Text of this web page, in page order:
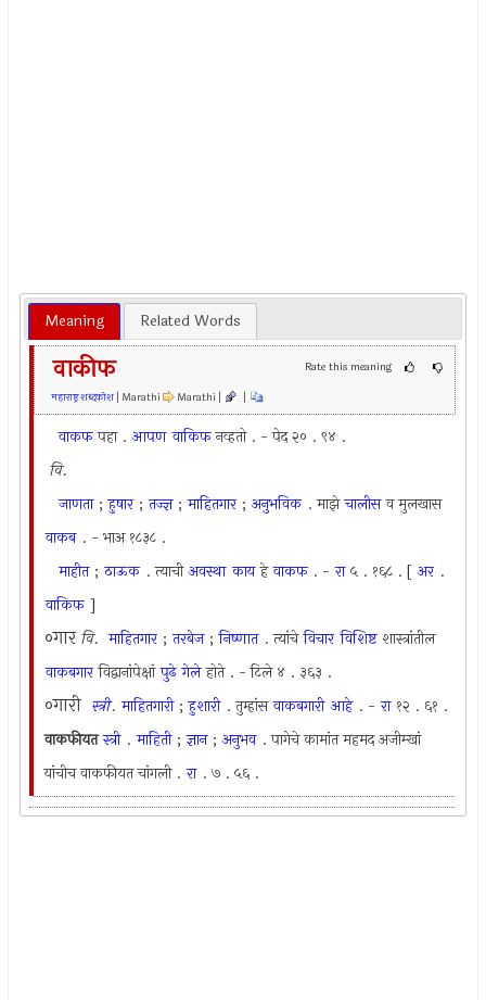
Meaning Related Words
Rate this meaning
वाकीफ
महाराष्ट्र शब्दकोश | Marathi Marathi | |
वाकफपहा .आपण वाकिफनव्हतो . - पेद २० . ९४ .
वि.
जाणता ;हुषार ;तज्ज्ञ ;माहितगार ;अनुभविक . माझेचालीसव मुलखास
वाकब . - भाअ १८३८ .
माहीत ; ठाऊक . त्याचीअवस्था कायहेवाकफ . -रा ५ . १६८ . [अर .
वाकिफ ]
०गार वि. माहितगार ;तरबेज ;निष्णात . त्यांचेविचार विशिष्ट शास्त्रांतील
वाकबगारविद्वानांपेक्षांपुढे गेलेहोते . - टिले ४ . ३६३ .
०गारी स्त्री. माहितगारी ;हुशारी . तुम्हांसवाकबगारी आहे . -रा १२ . ६१ .
वाकफीयत स्त्री .माहिती ;ज्ञान ;अनुभव . पागेचे कामांत महमद अजीम्खां
यांचीच वाकफीयत चांगली .रा . ७ . ५६ .